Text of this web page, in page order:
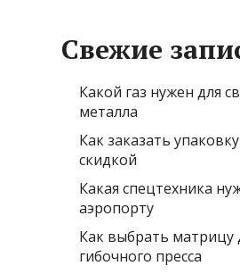
Свежие
Какой газ нужен для
металла
Как заказать
скидкой
Какая спецтехника
аэропорту
Как выбрать матрицу
гибочного пресса